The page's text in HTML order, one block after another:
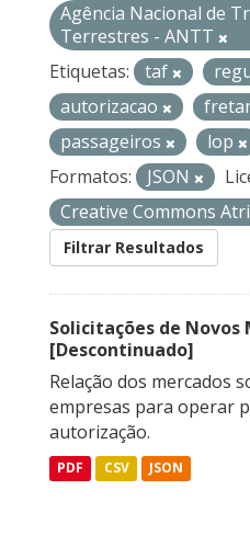
Agência Nacional de
Terrestres - ANTT
Etiquetas:
taf
autorizacao
passageiros
lop
Formatos:
JSON
Creative Commons
Filtrar Resultados
Solicitações de Novos
[Descontinuado]
Relação dos mercados
empresas para operar
autorização.
PDF CSV JSON